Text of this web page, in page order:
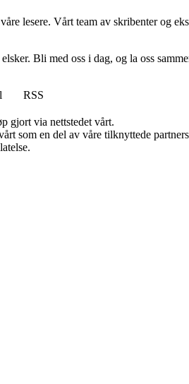
lesere. Vårt team av skribenter og
Bli med oss i dag, og la oss
RSS
gjort via nettstedet vårt.
som en del av våre tilknyttede